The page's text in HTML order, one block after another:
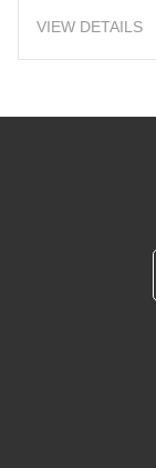
VIEW DETAILS